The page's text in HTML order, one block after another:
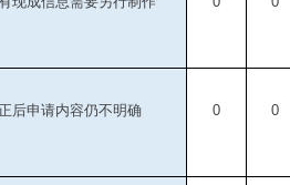
后申请内容仍不明确 0 0